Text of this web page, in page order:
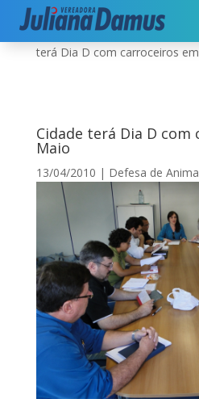
Início|Meio Ambiente|
terá Dia D com carroceiros
Cidade terá Dia D com
Maio
13/04/2010 | Defesa de